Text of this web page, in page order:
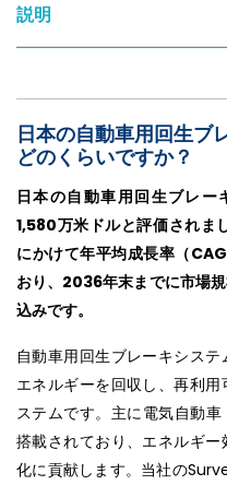
説明
日本の自動車用回生ブ
どのくらいですか？
日本の自動車用回生ブレ
1,580万米ドルと評価され
にかけて年平均成長率（
おり、2036年末までに市場
込みです。
自動車用回生ブレーキシス
エネルギーを回収し、再利
ステムです。主に電気自動車
搭載されており、エネルギ
化に貢献します。当社の